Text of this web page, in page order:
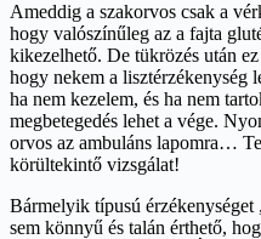
Ameddig a szakorvos csak a
hogy valószínűleg az a fajta
kikezelhető. De tükrözés után
hogy nekem a lisztérzékenység
ha nem kezelem, és ha nem
megbetegedés lehet a vége.
orvos az ambuláns lapomra…
körültekintő vizsgálat!
Bármelyik típusú
sem könnyű és talán érthető,